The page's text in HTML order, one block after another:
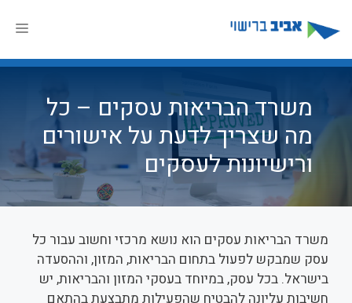
לתוכן
משרד הבריאות עסקים – כל
מה שצריך לדעת על אישורים
ורישיונות לעסקים
משרד הבריאות עסקים הוא נושא מרכזי וחשוב עבור כל
עסק שמבקש לפעול בתחום הבריאות, המזון, וההסעדה
בישראל. בכל עסק, במיוחד בעסקי המזון והבריאות, יש
חשיבות עליונה להבטיח שהפעילות מתבצעת בהתאם